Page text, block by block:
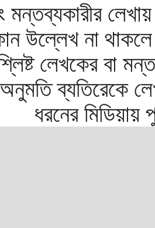
উল্লেখ না
লেখকের বা
ব্যতিরেকে
ধরনের মিডিয়ায়